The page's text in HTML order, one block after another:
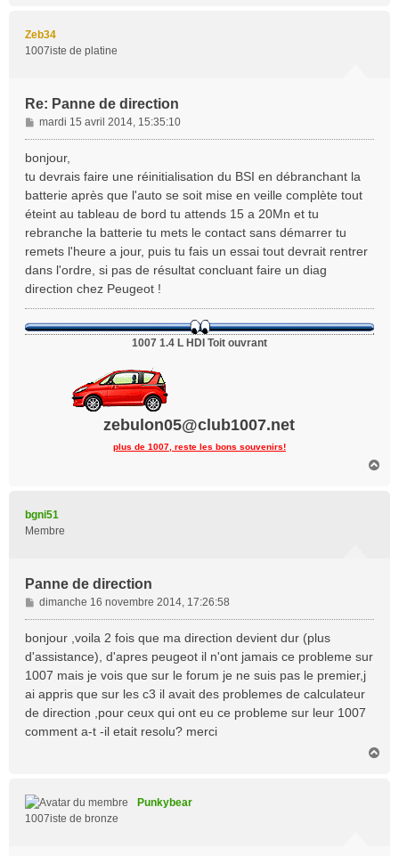
Zeb34
1007iste de platine
Re: Panne de direction
M
e
s
g
e
mardi 15 avril 2014, 15:35:10
bonjour,
tu devrais faire une réinitialisation du BSI en débranchant la
batterie après que l'auto se soit mise en veille complète tout
éteint au tableau de bord tu attends 15 a 20Mn et tu
rebranche la batterie tu mets le contact sans démarrer tu
remets l'heure a jour, puis tu fais un essai tout devrait rentrer
dans l'ordre, si pas de résultat concluant faire un diag
direction chez Peugeot !
1007 1.4 L HDI Toit ouvrant
zebulon05@club1007.net
plus de 1007, reste les bons souvenirs!
bgni51
Membre
Panne de direction
M
e
s
g
e
dimanche 16 novembre 2014, 17:26:58
bonjour ,voila 2 fois que ma direction devient dur (plus
d'assistance), d'apres peugeot il n'ont jamais ce probleme sur
1007 mais je vois que sur le forum je ne suis pas le premier,j
ai appris que sur les c3 il avait des problemes de calculateur
de direction ,pour ceux qui ont eu ce probleme sur leur 1007
comment a-t -il etait resolu? merci
Punkybear
1007iste de bronze